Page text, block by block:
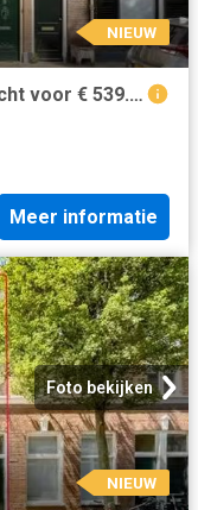
NIEUW
Huis te koop Valkstraat 64 in Utrecht voor € 539.000
Meer informatie
Foto bekijken
NIEUW